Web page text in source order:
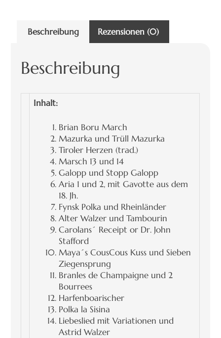
Beschreibung Rezensionen (0)
Beschreibung
Inhalt:
Brian Boru March
Mazurka und Trüll Mazurka
Tiroler Herzen (trad.)
Marsch 13 und 14
Galopp und Stopp Galopp
Aria 1 und 2, mit Gavotte aus dem
18. Jh.
Fynsk Polka und Rheinländer
Alter Walzer und Tambourin
Carolans´ Receipt or Dr. John
Stafford
Maya´s CousCous Kuss und Sieben
Ziegensprung
Branles de Champaigne und 2
Bourrees
Harfenboarischer
Polka la Sisina
Liebeslied mit Variationen und
Astrid Walzer